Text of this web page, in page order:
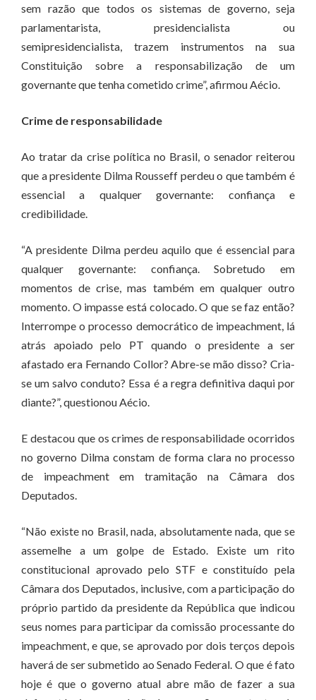
sem razão que todos os sistemas de governo, seja
parlamentarista, presidencialista ou
semipresidencialista, trazem instrumentos na sua
Constituição sobre a responsabilização de um
governante que tenha cometido crime”, afirmou Aécio.
Crime de responsabilidade
Ao tratar da crise política no Brasil, o senador reiterou
que a presidente Dilma Rousseff perdeu o que também é
essencial a qualquer governante: confiança e
credibilidade.
“A presidente Dilma perdeu aquilo que é essencial para
qualquer governante: confiança. Sobretudo em
momentos de crise, mas também em qualquer outro
momento. O impasse está colocado. O que se faz então?
Interrompe o processo democrático de impeachment, lá
atrás apoiado pelo PT quando o presidente a ser
afastado era Fernando Collor? Abre-se mão disso? Cria-
se um salvo conduto? Essa é a regra definitiva daqui por
diante?”, questionou Aécio.
E destacou que os crimes de responsabilidade ocorridos
no governo Dilma constam de forma clara no processo
de impeachment em tramitação na Câmara dos
Deputados.
“Não existe no Brasil, nada, absolutamente nada, que se
assemelhe a um golpe de Estado. Existe um rito
constitucional aprovado pelo STF e constituído pela
Câmara dos Deputados, inclusive, com a participação do
próprio partido da presidente da República que indicou
seus nomes para participar da comissão processante do
impeachment, e que, se aprovado por dois terços depois
haverá de ser submetido ao Senado Federal. O que é fato
hoje é que o governo atual abre mão de fazer a sua